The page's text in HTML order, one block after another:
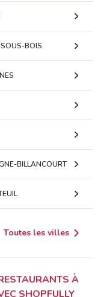
BOIS
BILLANCOURT
Toutes les villes
À
SHOPFULLY